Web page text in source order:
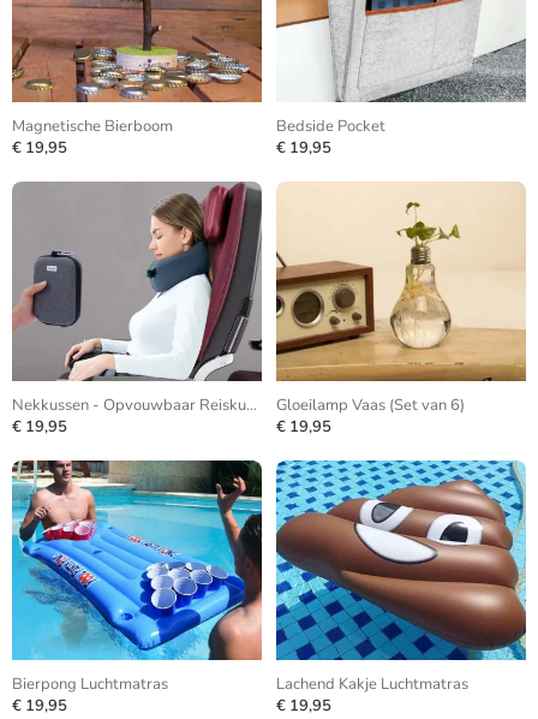
Magnetische Bierboom
€ 19,95
Bedside Pocket
€ 19,95
Nekkussen - Opvouwbaar Reiskussen
€ 19,95
Gloeilamp Vaas (Set van 6)
€ 19,95
Bierpong Luchtmatras
€ 19,95
Lachend Kakje Luchtmatras
€ 19,95